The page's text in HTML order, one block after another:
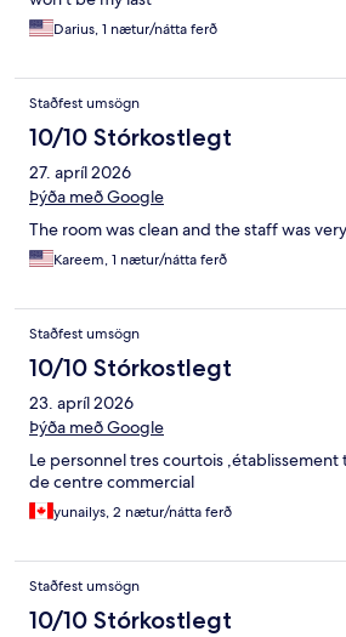
Darius, 1 nætur/nátta ferð
Staðfest umsögn
10/10 Stórkostlegt
27. apríl 2026
Þýða með Google
The room was clean and the staff was
Kareem, 1 nætur/nátta ferð
Staðfest umsögn
10/10 Stórkostlegt
23. apríl 2026
Þýða með Google
Le personnel tres courtois
de centre commercial
yunailys, 2 nætur/nátta ferð
Staðfest umsögn
10/10 Stórkostlegt